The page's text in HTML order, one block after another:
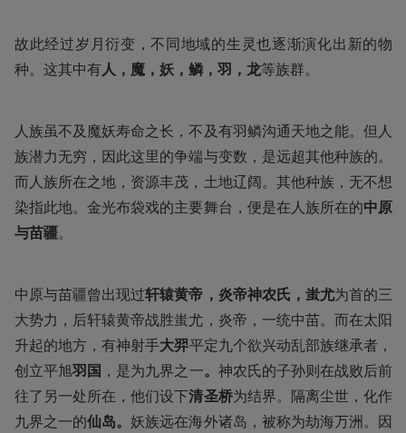
故此经过岁月衍变，不同地域的生灵也逐渐演化出新的物
种。这其中有人，魔，妖，鳞，羽，龙等族群。
人族虽不及魔妖寿命之长，不及有羽鳞沟通天地之能。但人
族潜力无穷，因此这里的争端与变数，是远超其他种族的。
而人族所在之地，资源丰茂，土地辽阔。其他种族，无不想
染指此地。金光布袋戏的主要舞台，便是在人族所在的中原
与苗疆。
中原与苗疆曾出现过轩辕黄帝，炎帝神农氏，蚩尤为首的三
大势力，后轩辕黄帝战胜蚩尤，炎帝，一统中苗。而在太阳
升起的地方，有神射手大羿平定九个欲兴动乱部族继承者，
创立平旭羽国 ，是为九界之一。 神农氏的子孙则在战败后前
往了另一处所在，他们设下清圣桥为结界。隔离尘世，化作
九界之一的仙岛。妖族远在海外诸岛，被称为劫海万洲。因